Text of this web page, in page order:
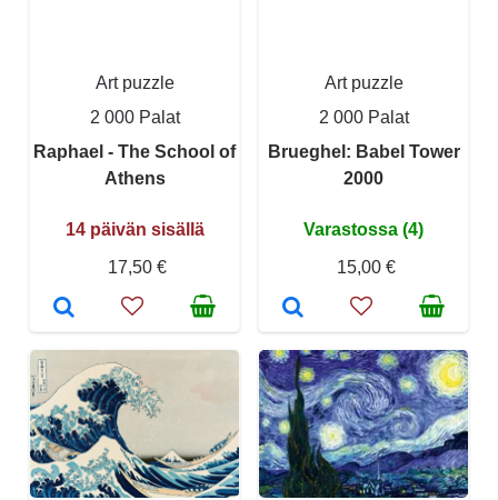
Art puzzle
2 000 Palat
Raphael - The School of
Athens
14 päivän sisällä
17,50 €
Art puzzle
2 000 Palat
Brueghel: Babel Tower
2000
Varastossa (4)
15,00 €